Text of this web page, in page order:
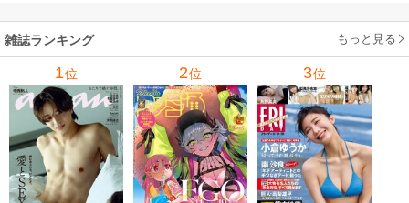
雑誌ランキング もっと見る
1位 2位 3位